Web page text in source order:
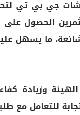
جي بي تي
الحصول
ما يسهل
وزيادة
للتعامل مع